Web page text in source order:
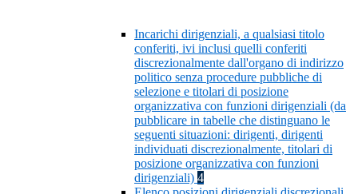
Incarichi dirigenziali, a qualsiasi titolo
conferiti, ivi inclusi quelli conferiti
discrezionalmente dall'organo di indirizzo
politico senza procedure pubbliche di
selezione e titolari di posizione
organizzativa con funzioni dirigenziali (da
pubblicare in tabelle che distinguano le
seguenti situazioni: dirigenti, dirigenti
individuati discrezionalmente, titolari di
posizione organizzativa con funzioni
dirigenziali) 4